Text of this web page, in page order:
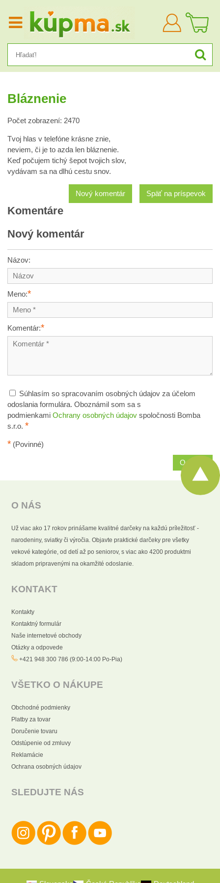
Prihlásiť
sa
Bláznenie
Počet zobrazení: 2470
Tvoj hlas v telefóne krásne znie,
neviem, či je to azda len bláznenie.
Keď počujem tichý šepot tvojich slov,
vydávam sa na dlhú cestu snov.
Späť na príspevok
Nový komentár
Komentáre
Nový komentár
Názov:
Meno:*
Komentár:*
Súhlasím so spracovaním osobných údajov za účelom
odoslania formulára. Oboznámil som sa s
podmienkami Ochrany osobných údajov spoločnosti Bomba
s.r.o. *
* (Povinné)
Odoslať
O NÁS
Už viac ako 17 rokov prinášame kvalitné darčeky na každú príležitosť -
narodeniny, sviatky či výročia. Objavte praktické darčeky pre všetky
vekové kategórie, od detí až po seniorov, s viac ako 4200 produktmi
skladom pripravenými na okamžité odoslanie.
KONTAKT
Kontakty
Kontaktný formulár
Naše internetové obchody
Otázky a odpovede
+421 948 300 786 (9:00-14:00 Po-Pia)
VŠETKO O NÁKUPE
Obchodné podmienky
Platby za tovar
Doručenie tovaru
Odstúpenie od zmluvy
Reklamácie
Ochrana osobných údajov
SLEDUJTE NÁS